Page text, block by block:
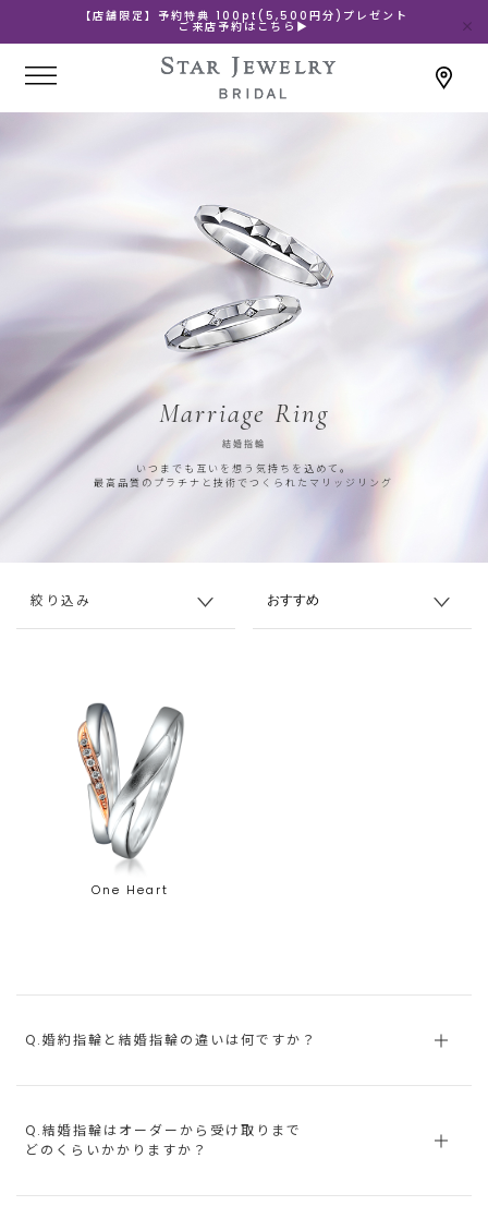
【店舗限定】予約特典 100pt(5,500円分)プレゼント
ご来店予約はこちら▶
Marriage Ring
結婚指輪
いつまでも互いを想う気持ちを込めて。
最高品質のプラチナと技術でつくられたマリッジリング
絞り込み
One Heart
Q.婚約指輪と結婚指輪の違いは何ですか？
Q.結婚指輪はオーダーから受け取りまで
どのくらいかかりますか？